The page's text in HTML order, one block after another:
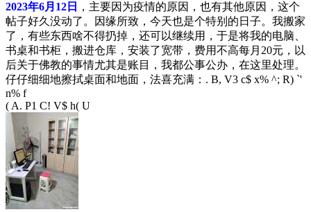
2023年6月12日
，主要因为疫情的原因，也有其他原因，这个
帖子好久没动了。因缘所致，今天也是个特别的日子。我搬家
了，有些东西啥不得扔掉，还可以继续用，于是将我的电脑、
书桌和书柜，搬进仓库，安装了宽带，费用不高每月20元，以
后关于佛教的事情尤其是账目，我都公事公办，在这里处理。
仔仔细细地擦拭桌面和地面，法喜充满： . B, V3 c$ x% ^; R) `'
n% f
( A. P1 C! V$ h( U